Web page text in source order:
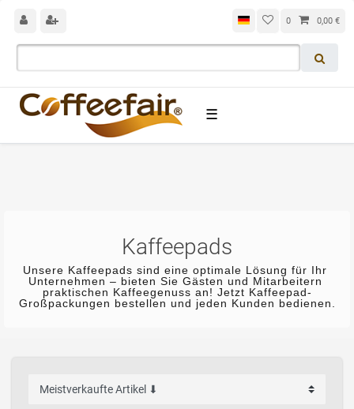
0 0,00 €
☰
Kaffeepads
Unsere Kaffeepads sind eine optimale Lösung für Ihr
Unternehmen – bieten Sie Gästen und Mitarbeitern
praktischen Kaffeegenuss an! Jetzt Kaffeepad-
Großpackungen bestellen und jeden Kunden bedienen.